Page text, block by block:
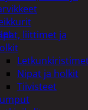
liittimet ja
Nipat ja holkit
Tiivisteet